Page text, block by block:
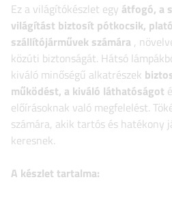
Ez a világítókészlet egy átfogó, a
világítást biztosít pótkocsik,
szállítójárművek számára ,
közúti biztonságát. Hátsó
kiváló minőségű alkatrészek
működést, a kiváló láthatóságot
előírásoknak való megfelelést.
számára, akik tartós és hatékony
keresnek.
A készlet tartalma: